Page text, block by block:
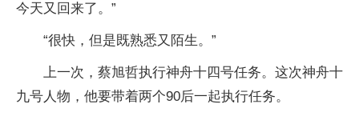
今天又回来了。”
“很快，但是既熟悉又陌生。”
上一次，蔡旭哲执行神舟十四号任务。这次神舟十
九号人物，他要带着两个90后一起执行任务。